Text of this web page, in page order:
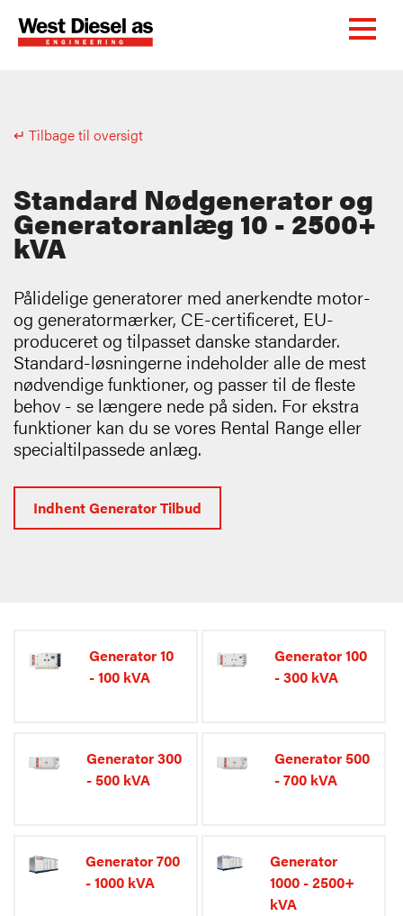
↵ Tilbage til oversigt
Standard Nødgenerator og
Generatoranlæg 10 - 2500+
kVA
Pålidelige generatorer med anerkendte motor-
og generatormærker, CE-certificeret, EU-
produceret og tilpasset danske standarder.
Standard-løsningerne indeholder alle de mest
nødvendige funktioner, og passer til de fleste
behov - se længere nede på siden. For ekstra
funktioner kan du se vores Rental Range eller
specialtilpassede anlæg.
Indhent Generator Tilbud
Generator 10
- 100 kVA
Generator 100
- 300 kVA
Generator 300
- 500 kVA
Generator 500
- 700 kVA
Generator 700
- 1000 kVA
Generator
1000 - 2500+
kVA